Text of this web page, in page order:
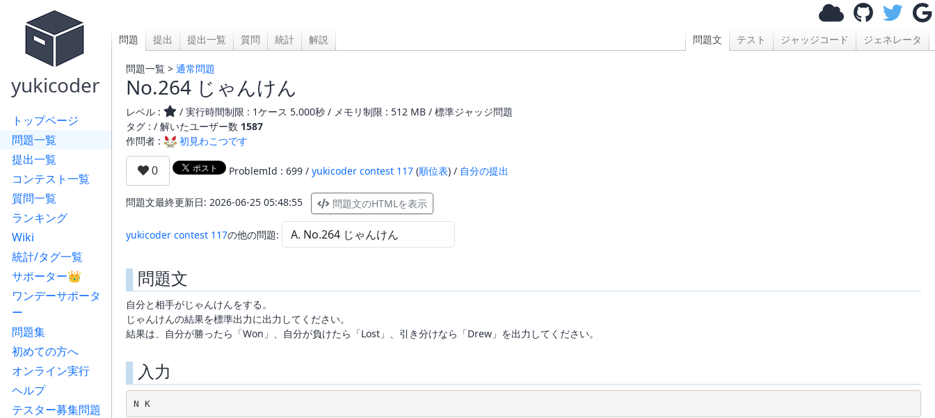
yukicoder
トップページ
問題一覧
提出一覧
コンテスト一覧
質問一覧
ランキング
Wiki
統計/タグ一覧
サポーター👑
ワンデーサポータ
ー
問題集
初めての方へ
オンライン実行
ヘルプ
テスター募集問題
問題 提出 提出一覧 質問 統計 解説 問題文 テスト ジャッジコード ジェネレータ
問題一覧 > 通常問題
No.264 じゃんけん
レベル :
/ 実行時間制限 : 1ケース 5.000秒 / メモリ制限 : 512 MB / 標準ジャッジ問題
タグ : / 解いたユーザー数 1587
作問者 :
初見わこつです
ProblemId : 699 / yukicoder contest 117 (順位表) / 自分の提出
問題文最終更新日: 2026-06-25 05:48:55 問題文のHTMLを表示
yukicoder contest 117の他の問題:
問題文
自分と相手がじゃんけんをする。
じゃんけんの結果を標準出力に出力してください。
結果は、自分が勝ったら「Won」、自分が負けたら「Lost」、引き分けなら「Drew」を出力してください。
入力
N K